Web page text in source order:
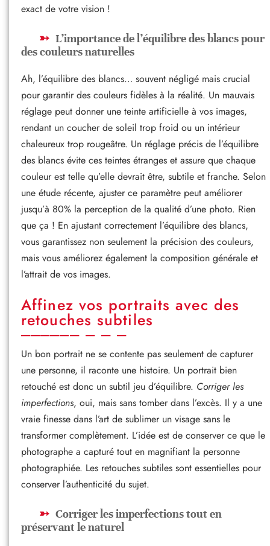
exact de votre vision !
L’importance de l’équilibre des blancs pour
des couleurs naturelles
Ah, l’équilibre des blancs… souvent négligé mais crucial
pour garantir des couleurs fidèles à la réalité. Un mauvais
réglage peut donner une teinte artificielle à vos images,
rendant un coucher de soleil trop froid ou un intérieur
chaleureux trop rougeâtre. Un réglage précis de l’équilibre
des blancs évite ces teintes étranges et assure que chaque
couleur est telle qu’elle devrait être, subtile et franche. Selon
une étude récente, ajuster ce paramètre peut améliorer
jusqu’à 80% la perception de la qualité d’une photo. Rien
que ça ! En ajustant correctement l’équilibre des blancs,
vous garantissez non seulement la précision des couleurs,
mais vous améliorez également la composition générale et
l’attrait de vos images.
Affinez vos portraits avec des
retouches subtiles
Un bon portrait ne se contente pas seulement de capturer
une personne, il raconte une histoire. Un portrait bien
retouché est donc un subtil jeu d’équilibre. Corriger les
imperfections, oui, mais sans tomber dans l’excès. Il y a une
vraie finesse dans l’art de sublimer un visage sans le
transformer complètement. L’idée est de conserver ce que le
photographe a capturé tout en magnifiant la personne
photographiée. Les retouches subtiles sont essentielles pour
conserver l’authenticité du sujet.
Corriger les imperfections tout en
préservant le naturel